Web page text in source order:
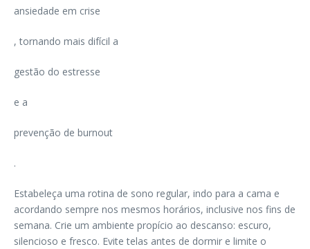
ansiedade em crise
, tornando mais difícil a
gestão do estresse
e a
prevenção de burnout
.
Estabeleça uma rotina de sono regular, indo para a cama e
acordando sempre nos mesmos horários, inclusive nos fins de
semana. Crie um ambiente propício ao descanso: escuro,
silencioso e fresco. Evite telas antes de dormir e limite o